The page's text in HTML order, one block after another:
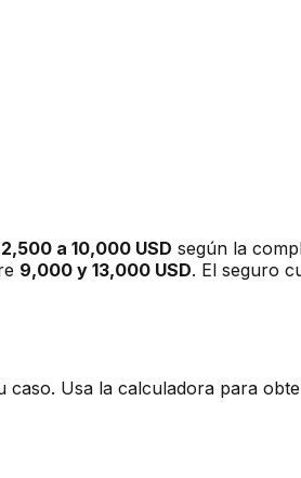
2,500 a 10,000 USD según la
9,000 y 13,000 USD. El seguro
caso. Usa la calculadora para